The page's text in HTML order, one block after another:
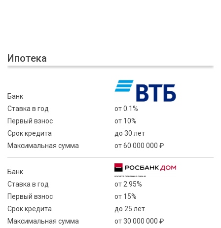
Ипотека
Банк
Ставка в год
от 0.1%
Первый взнос
от 10%
Срок кредита
до 30 лет
Максимальная сумма
от 60 000 000 ₽
Банк
Ставка в год
от 2.95%
Первый взнос
от 15%
Срок кредита
до 25 лет
Максимальная сумма
от 30 000 000 ₽